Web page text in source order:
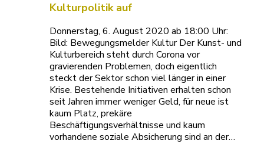
Kulturpolitik auf
Donnerstag, 6. August 2020 ab 18:00 Uhr:
Bild: Bewegungsmelder Kultur Der Kunst- und
Kulturbereich steht durch Corona vor
gravierenden Problemen, doch eigentlich
steckt der Sektor schon viel länger in einer
Krise. Bestehende Initiativen erhalten schon
seit Jahren immer weniger Geld, für neue ist
kaum Platz, prekäre
Beschäftigungsverhältnisse und kaum
vorhandene soziale Absicherung sind an der…